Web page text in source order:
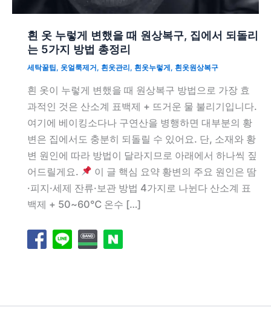
흰 옷 누렇게 변했을 때 원상복구, 집에서 되돌리
는 5가지 방법 총정리
세탁꿀팁 , 옷얼룩제거 , 흰옷관리 , 흰옷누렇게 , 흰옷원상복구
흰 옷이 누렇게 변했을 때 원상복구 방법으로 가장 효
과적인 것은 산소계 표백제 + 뜨거운 물 불리기입니다.
여기에 베이킹소다나 구연산을 병행하면 대부분의 황
변은 집에서도 충분히 되돌릴 수 있어요. 단, 소재와 황
변 원인에 따라 방법이 달라지므로 아래에서 하나씩 짚
어드릴게요.
이 글 핵심 요약 황변의 주요 원인은 땀
·피지·세제 잔류·보관 방법 4가지로 나뉜다 산소계 표
백제 + 50~60℃ 온수 […]